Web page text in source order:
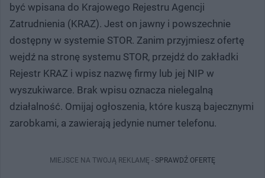
być wpisana do Krajowego Rejestru Agencji
Zatrudnienia (KRAZ). Jest on jawny i powszechnie
dostępny w systemie STOR. Zanim przyjmiesz ofertę
wejdź na stronę systemu STOR, przejdź do zakładki
Rejestr KRAZ i wpisz nazwę firmy lub jej NIP w
wyszukiwarce. Brak wpisu oznacza nielegalną
działalność. Omijaj ogłoszenia, które kuszą bajecznymi
zarobkami, a zawierają jedynie numer telefonu.
MIEJSCE NA TWOJĄ REKLAMĘ - SPRAWDŹ OFERTĘ